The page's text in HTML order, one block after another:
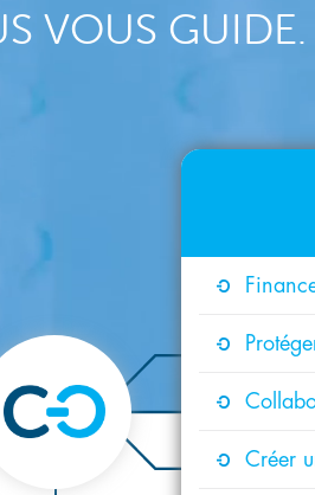
VOUS GUIDE.
Créer